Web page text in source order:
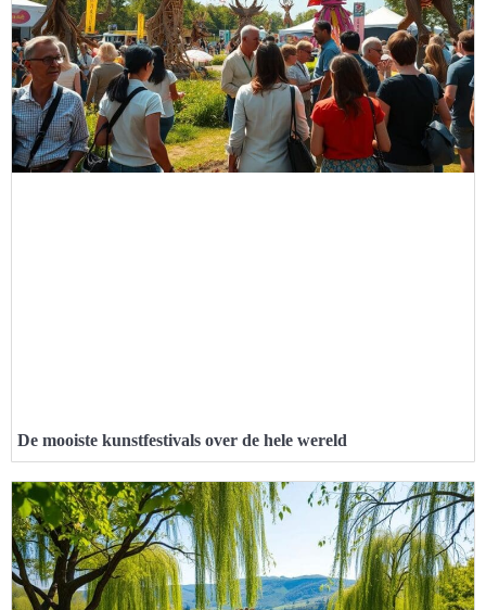
De mooiste kunstfestivals over de hele wereld